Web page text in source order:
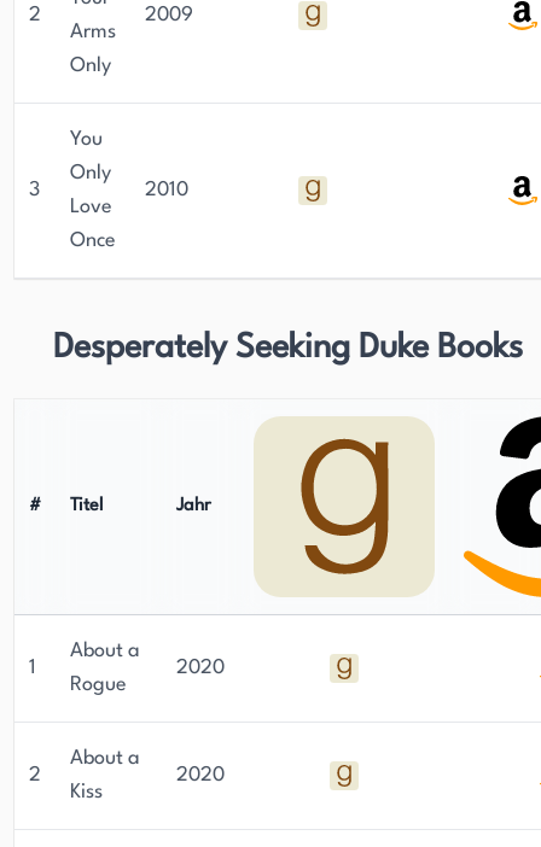
2
Arms
Only
2009
3
You
Only
Love
Once
2010
Desperately Seeking Duke Books
# Titel Jahr
1
About a
Rogue
2020
2
About a
Kiss
2020